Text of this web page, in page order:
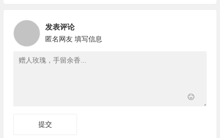
发表评论
匿名网友 填写信息